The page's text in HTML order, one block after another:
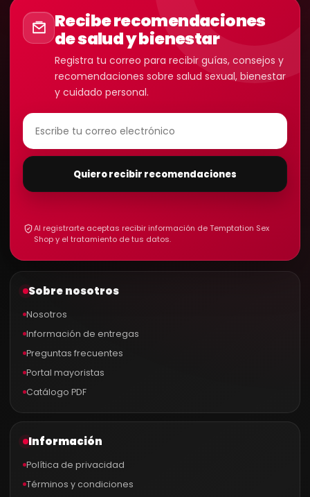
Recibe recomendaciones
de salud y bienestar
Registra tu correo para recibir guías, consejos y
recomendaciones sobre salud sexual, bienestar
y cuidado personal.
Quiero recibir recomendaciones
Al registrarte aceptas recibir información de Temptation Sex
Shop y el tratamiento de tus datos.
Sobre nosotros
Nosotros
Información de entregas
Preguntas frecuentes
Portal mayoristas
Catálogo PDF
Información
Política de privacidad
Términos y condiciones